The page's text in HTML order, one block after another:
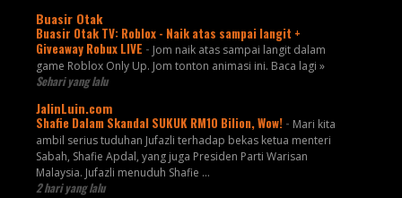
Buasir Otak
Buasir Otak TV: Roblox - Naik atas sampai langit +
Giveaway Robux LIVE - Jom naik atas sampai langit dalam
game Roblox Only Up. Jom tonton animasi ini. Baca lagi »
Sehari yang lalu
JalinLuin.com
Shafie Dalam Skandal SUKUK RM10 Bilion, Wow! - Mari kita
ambil serius tuduhan Jufazli terhadap bekas ketua menteri
Sabah, Shafie Apdal, yang juga Presiden Parti Warisan
Malaysia. Jufazli menuduh Shafie ...
2 hari yang lalu